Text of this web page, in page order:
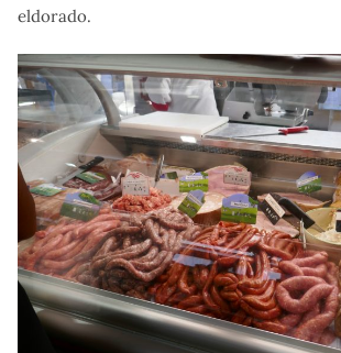
eldorado.